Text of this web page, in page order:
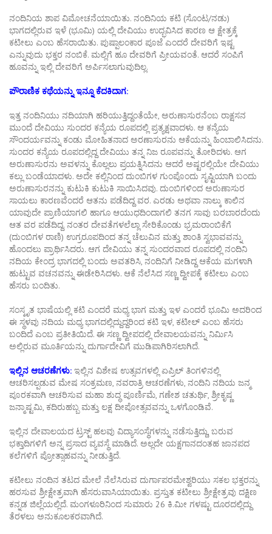
ನಂದಿನಿಯ ಶಾಪ ವಿಮೋಚನೆಯಾಯಿತು. ನಂದಿನಿಯ ಕಟಿ (ಸೊಂಟ/ನಡು)
ಭಾಗದಲ್ಲಿರುವ ಇಳೆ (ಭೂಮಿ) ಯಲ್ಲಿ ದೇವಿಯು ಉದ್ಭವಿಸಿದ ಕಾರಣ ಆ ಕ್ಷೇತ್ರಕ್ಕೆ
ಕಟೀಲು ಎಂಬ ಹೆಸರಾಯಿತು. ಪುಷ್ಪಾಲಂಕಾರ ಪೂಜೆ ಎಂದರೆ ದೇವರಿಗೆ ಇಷ್ಟ
ಎನ್ನುವುದು ಭಕ್ತರ ನಂಬಿಕೆ. ಮಲ್ಲಿಗೆ ಹೂ ದೇವರಿಗೆ ಪ್ರೀಯವಂತೆ. ಆದರೆ ಸಂಪಿಗೆ
ಹೂವನ್ನು ಇಲ್ಲಿ ದೇವರಿಗೆ ಅರ್ಪಿಸಲಾಗುವುದಿಲ್ಲ.
ಪೌರಾಣಿಕ ಕಥೆಯನ್ನು ಇನ್ನೂ ಕೆದಕಿದಾಗ:
ಇತ್ತ ನಂದಿನಿಯು ನದಿಯಾಗಿ ಹರಿಯುತ್ತಿದ್ದಂತೆಯೇ, ಅರುಣಾಸುರನೆಂಬ ರಾಕ್ಷಸನ
ಮುಂದೆ ದೇವಿಯು ಸುಂದರ ಕನ್ಯೆಯ ರೂಪದಲ್ಲಿ ಪ್ರತ್ಯಕ್ಷವಾದಳು. ಆ ಕನ್ಯೆಯ
ಸೌಂದರ್ಯವನ್ನು ಕಂಡು ಮೋಹಿತನಾದ ಅರಣಾಸುರನು ಆಕೆಯನ್ನು ಹಿಂಬಾಲಿಸಿದನು.
ಸುಂದರ ಕನ್ಯೆಯ ರೂಪದಲ್ಲಿದ್ದ ದೇವಿಯು ತನ್ನ ನಿಜ ರೂಪವನ್ನು ತೋರಿದಳು. ಆಗ
ಅರುಣಾಸುರನು ಅವಳನ್ನು ಕೊಲ್ಲಲು ಪ್ರಯತ್ನಿಸಿದನು ಆದರೆ ಅಷ್ಟರಲ್ಲಿಯೇ ದೇವಿಯು
ಕಲ್ಲು ಬಂಡೆಯಾದಳು. ಅದೇ ಕಲ್ಲಿನಿಂದ ದುಂಬಿಗಳ ಗುಂಪೊಂದು ಸೃಷ್ಟಿಯಾಗಿ ಬಂದು
ಅರುಣಾಸುರನನ್ನು ಕುಟುಕಿ ಕುಟುಕಿ ಸಾಯಿಸಿದವು. ದುಂಬಿಗಳಿಂದ ಅರುಣಾಸುರ
ಸಾಯಲು ಕಾರಣವೆಂದರೆ ಆತನು ಪಡೆದಿದ್ದ ವರ. ಎರಡು ಅಥವಾ ನಾಲ್ಕು ಕಾಲಿನ
ಯಾವುದೇ ಪ್ರಾಣಿಯಾಗಲಿ ಹಾಗೂ ಆಯುಧದಿಂದಾಗಲಿ ತನಗ ಸಾವು ಬರಬಾರದೆಂದು
ಆತ ವರ ಪಡೆದಿದ್ದ. ನಂತರ ದೇವತೆಗಳಲೆಲ್ಲಾ ಸೇರಿಕೊಂಡು ಭ್ರಮರಾಂಬಿಕೆಗೆ
(ದುಂಬಿಗಳ ರಾಣಿ) ಉಗ್ರರೂಪದಿಂದ ತನ್ನ ಚೆಲುವಿನ ಮತ್ತು ಶಾಂತಿ ಸ್ವಭಾವವನ್ನು
ಹೊಂದಲು ಪ್ರಾರ್ಥಿಸಿದರು. ಆಗ ದೇವಿಯು ತನ್ನ ಸುಂದರವಾದ ರೂಪದಲ್ಲಿ ನಂದಿನಿ
ನದಿಯ ಕೇಂದ್ರ ಭಾಗದಲ್ಲಿ ಬಂದು ಅವತರಿಸಿ, ನಂದಿನಿಗೆ ನೀಡಿದ್ದ ಆಕೆಯ ಮಗಳಾಗಿ
ಹುಟ್ಟುವ ವಚನವನ್ನು ಈಡೇರಿಸಿದಳು. ಆಕೆ ನೆಲೆಸಿದ ಸಣ್ಣ ದ್ವೀಪಕ್ಕೆ ಕಟೀಲು ಎಂಬ
ಹೆಸರು ಬಂದಿತು.
ಸಂಸ್ಕೃತ ಭಾಷೆಯಲ್ಲಿ ಕಟಿ ಎಂದರೆ ಮಧ್ಯ ಭಾಗ ಮತ್ತು ಇಳ ಎಂದರೆ ಭೂಮಿ ಅದರಿಂದ
ಈ ಸ್ಥಳವು ನದಿಯ ಮಧ್ಯ ಭಾಗದಲ್ಲಿದ್ದುದ್ದರಿಂದ ಕಟಿ ಇಳ, ಕಟೀಲ್ ಎಂಬ ಹೆಸರು
ಬಂದಿದೆ ಎಂಬ ಪ್ರತೀತಿಯಿದೆ. ಈ ಸಣ್ಣ ದ್ವೀಪದಲ್ಲಿ ದೇವಾಲಯವನ್ನು ನಿರ್ಮಿಸಿ
ಅಲ್ಲಿರುವ ಮೂರ್ತಿಯನ್ನು ದುರ್ಗಾದೇವಿಗೆ ಮುಡಿಪಾಗಿರಿಸಲಾಗಿದೆ.
ಇಲ್ಲಿನ ಆಚರಣೆಗಳು: ಇಲ್ಲಿನ ವಿಶೇಷ ಉತ್ಸವಗಳಲ್ಲಿ ಏಪ್ರಿಲ್ ತಿಂಗಳಿನಲ್ಲಿ
ಆಚರಿಸಲ್ಪಡುವ ಮೇಷ ಸಂಕ್ರಮಣ, ನವರಾತ್ರಿ ಆಚರಣೆಗಳು, ನಂದಿನಿ ನದಿಯ ಜನ್ಮ
ಪೂರಕವಾಗಿ ಆಚರಿಸುವ ಮಹಾ ಶುದ್ಧ ಪೂರ್ಣಿಮೆ, ಗಣೇಶ ಚತುರ್ಥಿ, ಶ್ರೀಕೃಷ್ಣ
ಜನ್ಮಾಷ್ಟಮಿ, ಕದಿರುಹಬ್ಬ ಮತ್ತು ಲಕ್ಷ ದೀಪೋತ್ಸವವನ್ನು ಒಳಗೊಂಡಿವೆ.
ಇಲ್ಲಿನ ದೇವಾಲಯದ ಟ್ರಸ್ಟ್ ಹಲವು ವಿದ್ಯಾಸಂಸ್ಥೆಗಳನ್ನು ನಡೆಸುತ್ತಿದ್ದು, ಬರುವ
ಭಕ್ತಾದಿಗಳಿಗೆ ಅನ್ನ ಪ್ರಸಾದ ವ್ಯವಸ್ಥೆ ಮಾಡಿದೆ. ಅಲ್ಲದೇ ಯಕ್ಷಗಾನದಂತಹ ಜಾನಪದ
ಕಲೆಗಳಿಗೆ ಪ್ರೋತ್ಸಾಹವನ್ನು ನೀಡುತ್ತಿದೆ.
ಕಟೀಲು ನಂದಿನ ತಟದ ಮೇಲೆ ನೆಲೆಸಿರುವ ದುರ್ಗಾಪರಮೇಶ್ವರಿಯು ಸಕಲ ಭಕ್ತರನ್ನು
ಹರಸುವ ಶ್ರೀಕ್ಷೇತ್ರವಾಗಿ ಹೆಸರುವಾಸಿಯಾಯಿತು. ಪ್ರಸ್ತುತ ಕಟೀಲು ಶ್ರೀಕ್ಷೇತ್ರವು ದಕ್ಷಿಣ
ಕನ್ನಡ ಜಿಲ್ಲೆಯಲ್ಲಿದೆ. ಮಂಗಳೂರಿನಿಂದ ಸುಮಾರು 26 ಕಿ.ಮೀ ಗಳಷ್ಟು ದೂರದಲ್ಲಿದ್ದು
ತೆರಳಲು ಅನುಕೂಲಕರವಾಗಿದೆ.